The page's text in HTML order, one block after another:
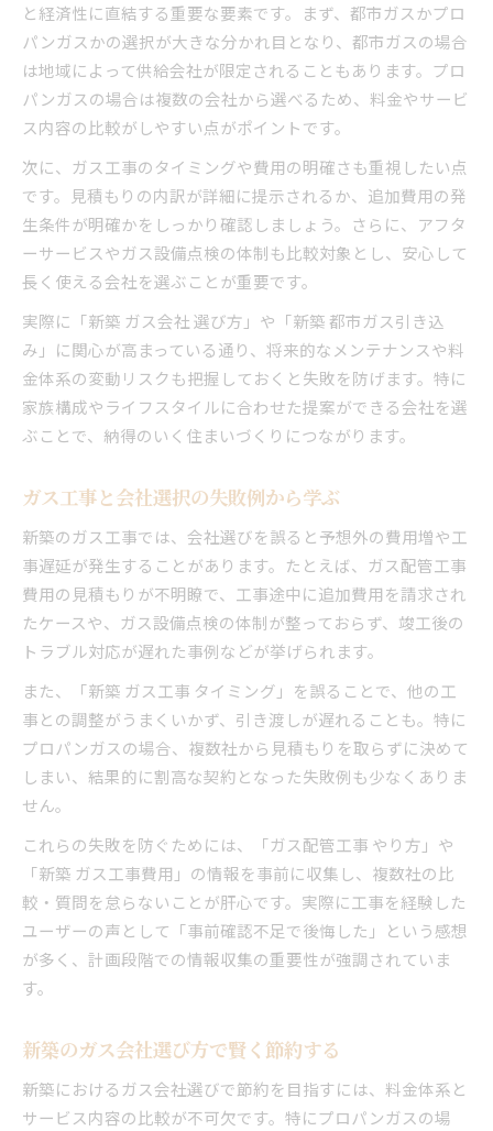
と経済性に直結する重要な要素です。まず、都市ガスかプロ
パンガスかの選択が大きな分かれ目となり、都市ガスの場合
は地域によって供給会社が限定されることもあります。プロ
パンガスの場合は複数の会社から選べるため、料金やサービ
ス内容の比較がしやすい点がポイントです。
次に、ガス工事のタイミングや費用の明確さも重視したい点
です。見積もりの内訳が詳細に提示されるか、追加費用の発
生条件が明確かをしっかり確認しましょう。さらに、アフタ
ーサービスやガス設備点検の体制も比較対象とし、安心して
長く使える会社を選ぶことが重要です。
実際に「新築 ガス会社 選び方」や「新築 都市ガス引き込
み」に関心が高まっている通り、将来的なメンテナンスや料
金体系の変動リスクも把握しておくと失敗を防げます。特に
家族構成やライフスタイルに合わせた提案ができる会社を選
ぶことで、納得のいく住まいづくりにつながります。
ガス工事と会社選択の失敗例から学ぶ
新築のガス工事では、会社選びを誤ると予想外の費用増や工
事遅延が発生することがあります。たとえば、ガス配管工事
費用の見積もりが不明瞭で、工事途中に追加費用を請求され
たケースや、ガス設備点検の体制が整っておらず、竣工後の
トラブル対応が遅れた事例などが挙げられます。
また、「新築 ガス工事 タイミング」を誤ることで、他の工
事との調整がうまくいかず、引き渡しが遅れることも。特に
プロパンガスの場合、複数社から見積もりを取らずに決めて
しまい、結果的に割高な契約となった失敗例も少なくありま
せん。
これらの失敗を防ぐためには、「ガス配管工事 やり方」や
「新築 ガス工事費用」の情報を事前に収集し、複数社の比
較・質問を怠らないことが肝心です。実際に工事を経験した
ユーザーの声として「事前確認不足で後悔した」という感想
が多く、計画段階での情報収集の重要性が強調されていま
す。
新築のガス会社選び方で賢く節約する
新築におけるガス会社選びで節約を目指すには、料金体系と
サービス内容の比較が不可欠です。特にプロパンガスの場